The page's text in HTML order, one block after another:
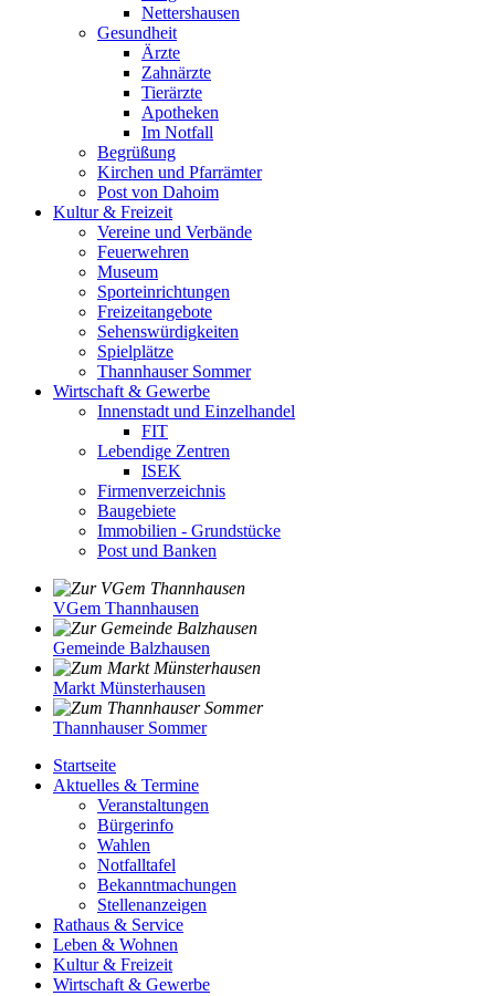
Nettershausen
Gesundheit
Ärzte
Zahnärzte
Tierärzte
Apotheken
Im Notfall
Begrüßung
Kirchen und Pfarrämter
Post von Dahoim
Kultur & Freizeit
Vereine und Verbände
Feuerwehren
Museum
Sporteinrichtungen
Freizeitangebote
Sehenswürdigkeiten
Spielplätze
Thannhauser Sommer
Wirtschaft & Gewerbe
Innenstadt und Einzelhandel
FIT
Lebendige Zentren
ISEK
Firmenverzeichnis
Baugebiete
Immobilien - Grundstücke
Post und Banken
VGem Thannhausen
Gemeinde Balzhausen
Markt Münsterhausen
Thannhauser Sommer
Startseite
Aktuelles & Termine
Veranstaltungen
Bürgerinfo
Wahlen
Notfalltafel
Bekanntmachungen
Stellenanzeigen
Rathaus & Service
Leben & Wohnen
Kultur & Freizeit
Wirtschaft & Gewerbe